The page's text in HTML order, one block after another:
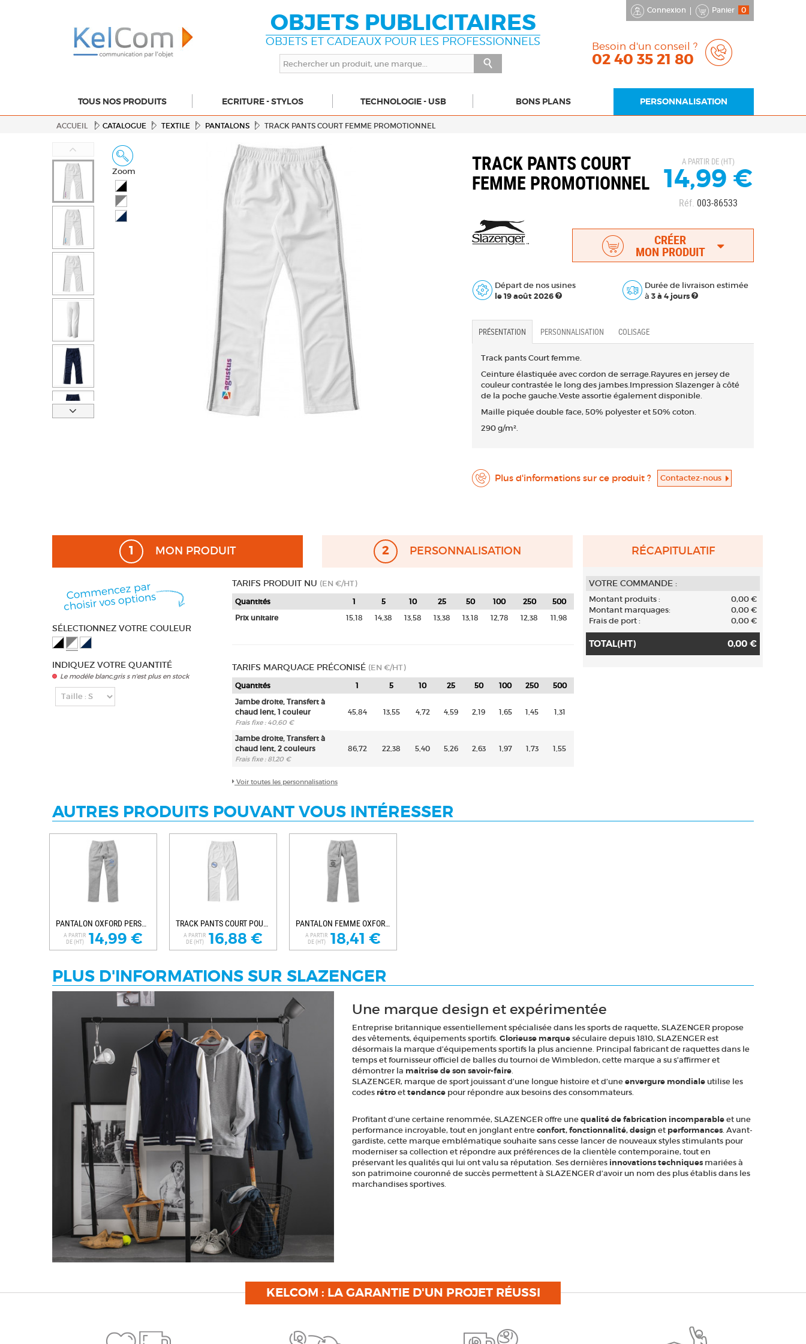
OBJETS PUBLICITAIRES
OBJETS ET CADEAUX POUR LES PROFESSIONNELS
Panier 0
Connexion
Besoin d'un conseil ?
02 40 35 21 80
TOUS NOS PRODUITS ECRITURE - STYLOS TECHNOLOGIE - USB BONS PLANS PERSONNALISATION
ACCUEIL CATALOGUE TEXTILE PANTALONS TRACK PANTS COURT FEMME PROMOTIONNEL
Zoom
TRACK PANTS COURT
FEMME PROMOTIONNEL
A PARTIR DE (HT)
14,99 €
Réf. 003-86533
CRÉER
MON PRODUIT
Départ de nos usines
le 19 août 2026
Durée de livraison estimée
à 3 à 4 jours
PRÉSENTATION PERSONNALISATION COLISAGE
Track pants Court femme.
Ceinture élastiquée avec cordon de serrage.Rayures en jersey de
couleur contrastée le long des jambes.Impression Slazenger à côté
de la poche gauche.Veste assortie également disponible.
Maille piquée double face, 50% polyester et 50% coton.
290 g/m².
Plus d'informations sur ce produit ? Contactez-nous
1 MON PRODUIT 2 PERSONNALISATION
SÉLECTIONNEZ VOTRE COULEUR
INDIQUEZ VOTRE QUANTITÉ
Le modéle blanc,gris s n'est plus en stock
TARIFS PRODUIT NU (EN €/HT)
Quantités 1 5 10 25 50 100 250
500
Prix unitaire
15,18 14,38 13,58 13,38 13,18 12,78 12,38 11,98
TARIFS MARQUAGE PRÉCONISÉ (EN €/HT)
Quantités 1 5 10 25 50 100 250
500
Jambe droite, Transfert à
chaud lent, 1 couleur
Frais fixe : 40,60 €
45,84 13,55 4,72 4,59 2,19 1,65 1,45 1,31
Jambe droite, Transfert à
chaud lent, 2 couleurs
Frais fixe : 81,20 €
86,72 22,38 5,40 5,26 2,63 1,97 1,73 1,55
Voir toutes les personnalisations
RÉCAPITULATIF
VOTRE COMMANDE :
Montant produits :
0,00 €
Montant marquages:
0,00 €
Frais de port :
0,00 €
TOTAL(HT) 0,00 €
AUTRES PRODUITS POUVANT VOUS INTÉRESSER
PANTALON OXFORD PERSONNALISÉ
A PARTIR
DE (HT) 14,99 €
TRACK PANTS COURT POUR ENTREPRISE
A PARTIR
DE (HT) 16,88 €
PANTALON FEMME OXFORD PERSONNALISABLE
A PARTIR
DE (HT) 18,41 €
PLUS D'INFORMATIONS SUR SLAZENGER
Une marque design et expérimentée
Entreprise britannique essentiellement spécialisée dans les sports de raquette, SLAZENGER propose
des vêtements, équipements sportifs. Glorieuse marqueséculaire depuis 1810, SLAZENGER est
désormais la marque d’équipements sportifs la plus ancienne. Principal fabricant de raquettes dans le
temps et fournisseur officiel de balles du tournoi de Wimbledon, cette marque a su s’affirmer et
démontrer la maitrise de son savoir-faire.
SLAZENGER, marque de sport jouissant d’une longue histoire et d’uneenvergure mondialeutilise les
codes rétroettendance pour répondre aux besoins des consommateurs.
Profitant d’une certaine renommée, SLAZENGER offre unequalité de fabrication incomparableet une
performance incroyable, tout en jonglant entreconfort, fonctionnalité, design et performances. Avant-
gardiste, cette marque emblématique souhaite sans cesse lancer de nouveaux styles stimulants pour
moderniser sa collection et répondre aux préférences de la clientèle contemporaine, tout en
préservant les qualités qui lui ont valu sa réputation. Ses dernières innovations techniques mariées à
son patrimoine couronné de succès permettent à SLAZENGER d’avoir un nom des plus établis dans les
marchandises sportives.
KELCOM : LA GARANTIE D'UN PROJET RÉUSSI